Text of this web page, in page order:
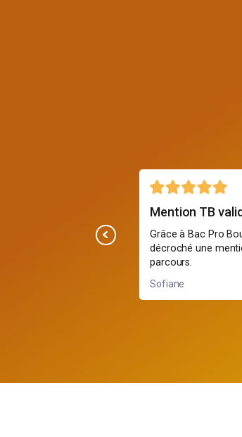
vraiment progressé,
Mention TB
Grâce à Bac Pro
décroché une
parcours.
Sofiane